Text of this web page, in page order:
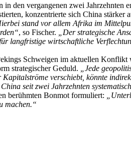
in den vergangenen zwei Jahrzehnten
konzentrierte sich China stärker
stand vor allem Afrika im
, so Fischer.
„Der strategische
langfristige wirtschaftliche
Schweigen im aktuellen Konflikt
strategischer Geduld.
„Jede
Kapitalströme verschiebt, könnte
seit zwei Jahrzehnten
berühmten Bonmot formuliert:
machen.“